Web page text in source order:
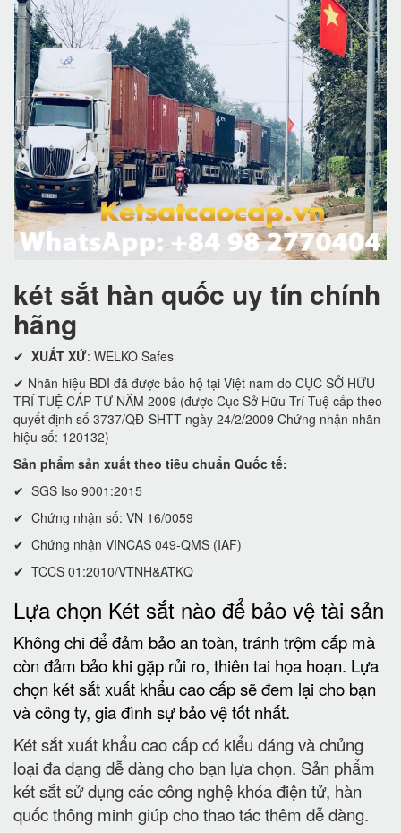
két sắt hàn quốc uy tín chính
hãng
✔ XUẤT XỨ: WELKO Safes
✔ Nhãn hiệu BDI đã được bảo hộ tại Việt nam do CỤC SỞ HỮU
TRÍ TUỆ CẤP TỪ NĂM 2009 (được Cục Sở Hữu Trí Tuệ cấp theo
quyết định số 3737/QĐ-SHTT ngày 24/2/2009 Chứng nhận nhãn
hiệu số: 120132)
Sản phẩm sản xuất theo tiêu chuẩn Quốc tế:
✔ SGS Iso 9001:2015
✔ Chứng nhận số: VN 16/0059
✔ Chứng nhận VINCAS 049-QMS (IAF)
✔ TCCS 01:2010/VTNH&ATKQ
Lựa chọn Két sắt nào để bảo vệ tài sản
Không chi để đảm bảo an toàn, tránh trộm cắp mà
còn đảm bảo khi gặp rủi ro, thiên tai họa hoạn. Lựa
chọn két sắt xuất khẩu cao cấp sẽ đem lại cho bạn
và công ty, gia đình sự bảo vệ tốt nhất.
Két sắt xuất khẩu cao cấp có kiểu dáng và chủng
loại đa dạng dễ dàng cho bạn lựa chọn. Sản phẩm
két sắt sử dụng các công nghệ khóa điện tử, hàn
quốc thông minh giúp cho thao tác thêm dễ dàng.